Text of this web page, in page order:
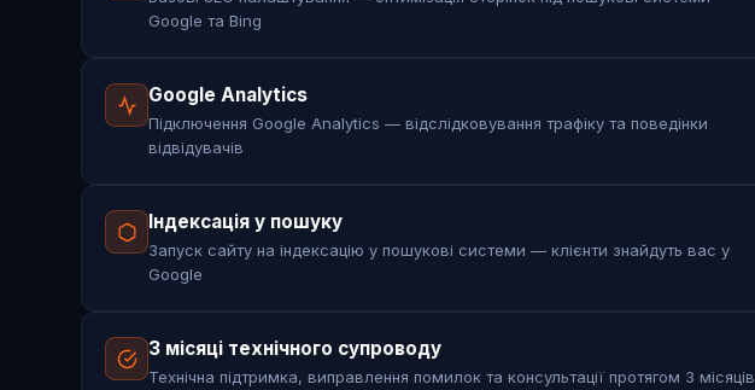
Google та Bing
Google Analytics
Підключення Google Analytics — відслідковування трафіку та поведінки
відвідувачів
Індексація у пошуку
Запуск сайту на індексацію у пошукові системи — клієнти знайдуть вас у
Google
3 місяці технічного супроводу
Технічна підтримка, виправлення помилок та консультації протягом 3 місяців